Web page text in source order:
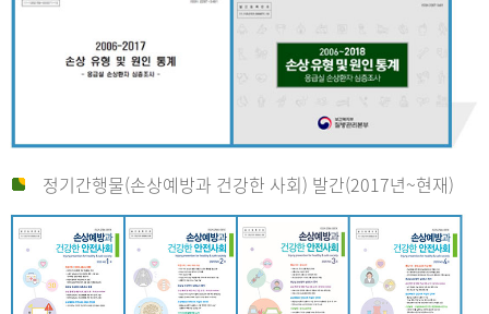
정기간행물(손상예방과 건강한 사회) 발간(2017년~현재)